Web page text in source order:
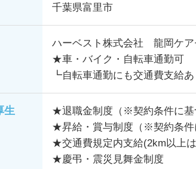
千葉県富里市
ハーベスト株式会社 龍岡ケア
★車・バイク・自転車通勤可
┗自転車通勤にも交通費支給あ
生
★退職金制度（※契約条件に基
★昇給・賞与制度（※契約条件
★交通費規定内支給(2km以上
★慶弔・震災見舞金制度